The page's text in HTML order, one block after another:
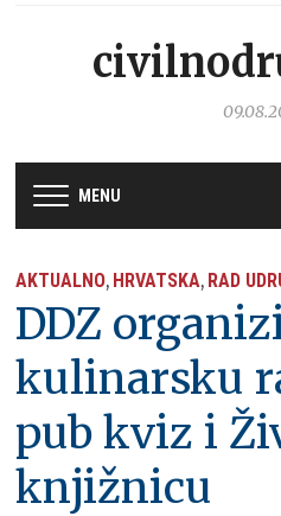
MENU
AKTUALNO, HRVATSKA, RAD
DDZ
kulinarsku
pub kviz i
knjižnicu